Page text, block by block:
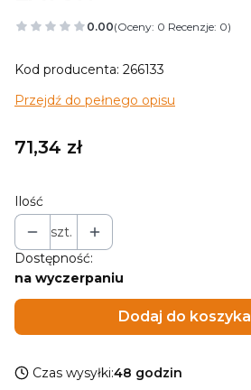
0.00(Oceny: 0 Recenzje: 0)
Kod producenta: 266133
Przejdź do pełnego opisu
Cena
71,34 zł
Ilość
szt.
Dostępność:
na wyczerpaniu
Dodaj do koszyka
Czas wysyłki:48 godzin